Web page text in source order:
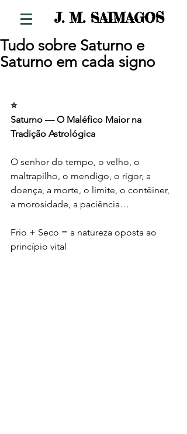
J. M. SAIMAGOS
Tudo sobre Saturno e
Saturno em cada signo
⭐
Saturno — O Maléfico Maior na
Tradição Astrológica
O senhor do tempo, o velho, o
maltrapilho, o mendigo, o rigor, a
doença, a morte, o limite, o contêiner,
a morosidade, a paciência…
Frio + Seco = a natureza oposta ao
princípio vital